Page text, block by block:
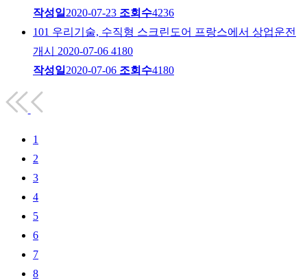
작성일 2020-07-23 조회수4236
101 우리기술, 수직형 스크린도어 프랑스에서 상업운전
개시 2020-07-06 4180
작성일 2020-07-06 조회수4180
1
2
3
4
5
6
7
8